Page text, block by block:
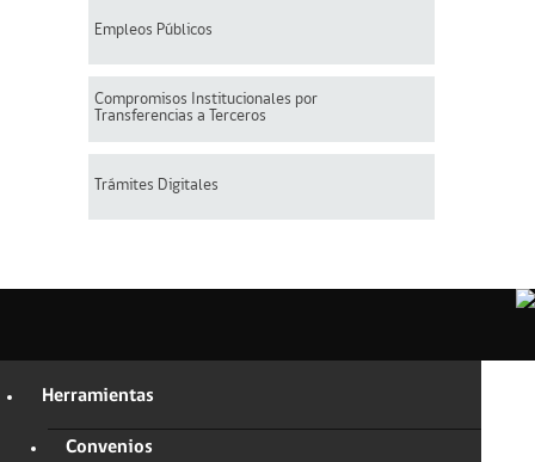
Empleos Públicos
Compromisos Institucionales por
Transferencias a Terceros
Trámites Digitales
Herramientas
Convenios